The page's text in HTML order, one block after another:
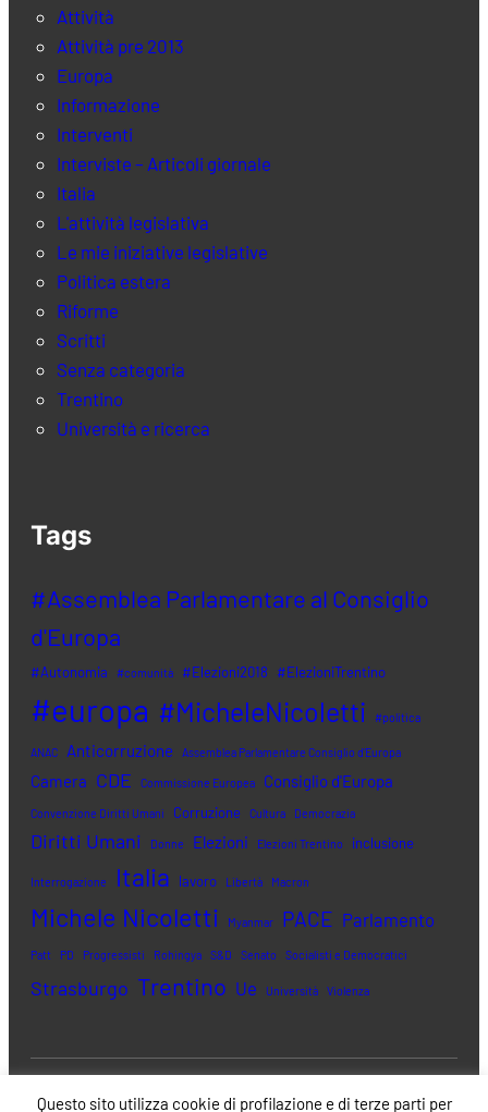
Attività
Attività pre 2013
Europa
Informazione
Interventi
Interviste – Articoli giornale
Italia
L'attività legislativa
Le mie iniziative legislative
Politica estera
Riforme
Scritti
Senza categoria
Trentino
Università e ricerca
Tags
#Assemblea Parlamentare al Consiglio
d'Europa
#Autonomia #comunità #Elezioni2018 #ElezioniTrentino
#europa #MicheleNicoletti #politica
ANAC Anticorruzione Assemblea Parlamentare Consiglio d'Europa
Camera CDE Commissione Europea Consiglio d'Europa
Convenzione Diritti Umani Corruzione Cultura Democrazia
Diritti Umani Donne Elezioni Elezioni Trentino inclusione
Interrogazione Italia lavoro Libertà Macron
Michele Nicoletti Myanmar PACE Parlamento
Patt PD Progressisti Rohingya S&D Senato Socialisti e Democratici
Strasburgo Trentino Ue Università Violenza
Questo sito utilizza cookie di profilazione e di terze parti per